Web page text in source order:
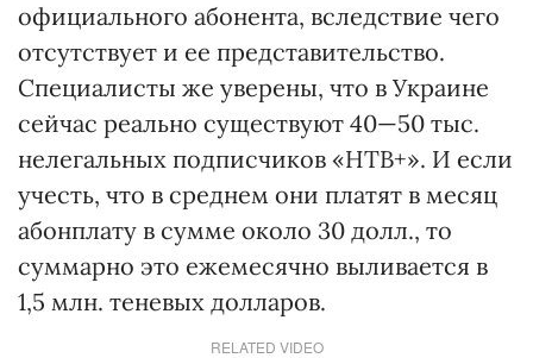
официального абонента, вследствие чего
отсутствует и ее представительство.
Специалисты же уверены, что в Украине
сейчас реально существуют 40—50 тыс.
нелегальных подписчиков «НТВ+». И если
учесть, что в среднем они платят в месяц
абонплату в сумме около 30 долл., то
суммарно это ежемесячно выливается в
1,5 млн. теневых долларов.
RELATED VIDEO